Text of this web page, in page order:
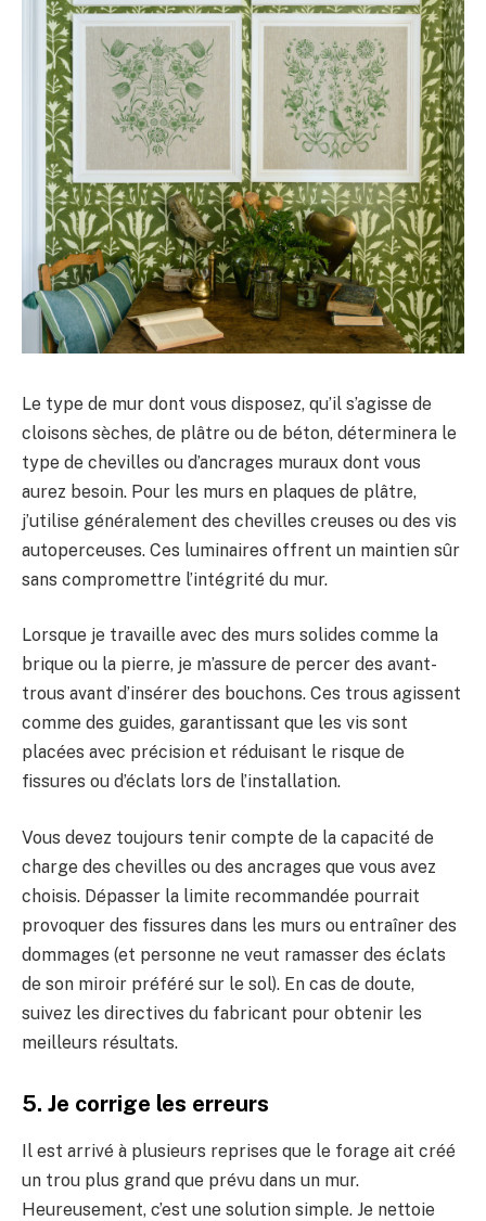
Le type de mur dont vous disposez, qu’il s’agisse de
cloisons sèches, de plâtre ou de béton, déterminera le
type de chevilles ou d’ancrages muraux dont vous
aurez besoin. Pour les murs en plaques de plâtre,
j’utilise généralement des chevilles creuses ou des vis
autoperceuses. Ces luminaires offrent un maintien sûr
sans compromettre l’intégrité du mur.
Lorsque je travaille avec des murs solides comme la
brique ou la pierre, je m’assure de percer des avant-
trous avant d’insérer des bouchons. Ces trous agissent
comme des guides, garantissant que les vis sont
placées avec précision et réduisant le risque de
fissures ou d’éclats lors de l’installation.
Vous devez toujours tenir compte de la capacité de
charge des chevilles ou des ancrages que vous avez
choisis. Dépasser la limite recommandée pourrait
provoquer des fissures dans les murs ou entraîner des
dommages (et personne ne veut ramasser des éclats
de son miroir préféré sur le sol). En cas de doute,
suivez les directives du fabricant pour obtenir les
meilleurs résultats.
5. Je corrige les erreurs
Il est arrivé à plusieurs reprises que le forage ait créé
un trou plus grand que prévu dans un mur.
Heureusement, c’est une solution simple. Je nettoie